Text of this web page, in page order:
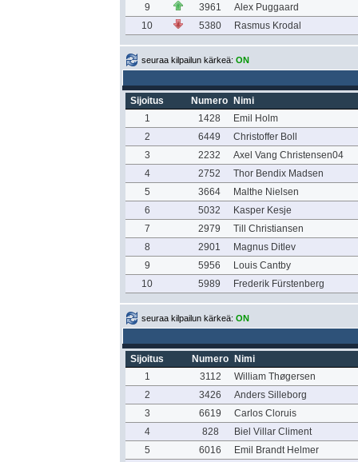
9
3961
Alex Puggaard
10
5380 Rasmus Krodal
seuraa kilpailun kärkeä: ON
Sijoitus Numero
Nimi
1
1428
Emil Holm
2
6449
Christoffer Boll
3
2232
Axel Vang Christensen04
4
2752
Thor Bendix Madsen
5
3664
Malthe Nielsen
6
5032
Kasper Kesje
7
2979
Till Christiansen
8
2901
Magnus Ditlev
9
5956
Louis Cantby
10
5989 Frederik Fürstenberg
seuraa kilpailun kärkeä: ON
Sijoitus Numero
Nimi
1
3112
William Thøgersen
2
3426
Anders Silleborg
3
6619
Carlos Cloruis
4
828
Biel Villar Climent
5
6016
Emil Brandt Helmer